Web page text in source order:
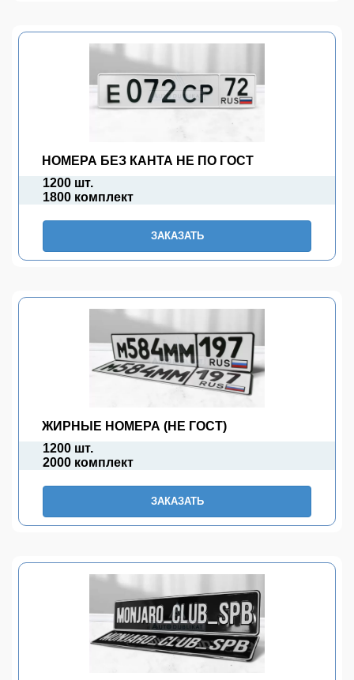
НОМЕРА БЕЗ КАНТА НЕ ПО ГОСТ
1200 шт.
1800 комплект
ЗАКАЗАТЬ
ЖИРНЫЕ НОМЕРА (НЕ ГОСТ)
1200 шт.
2000 комплект
ЗАКАЗАТЬ